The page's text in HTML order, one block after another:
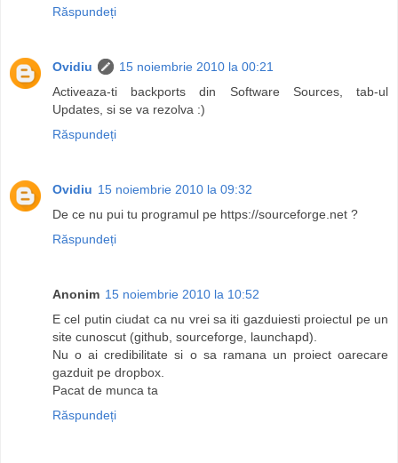
Răspundeți
Ovidiu
15 noiembrie 2010 la 00:21
Activeaza-ti backports din Software Sources, tab-ul
Updates, si se va rezolva :)
Răspundeți
Ovidiu 15 noiembrie 2010 la 09:32
De ce nu pui tu programul pe https://sourceforge.net ?
Răspundeți
Anonim 15 noiembrie 2010 la 10:52
E cel putin ciudat ca nu vrei sa iti gazduiesti proiectul pe un
site cunoscut (github, sourceforge, launchapd).
Nu o ai credibilitate si o sa ramana un proiect oarecare
gazduit pe dropbox.
Pacat de munca ta
Răspundeți